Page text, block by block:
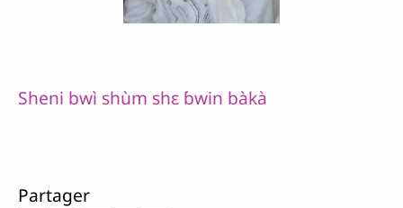
Sheni bwì shùm shɛ ɓwin bàkà
Partager